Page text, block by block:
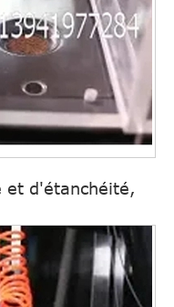
et d'étanchéité,